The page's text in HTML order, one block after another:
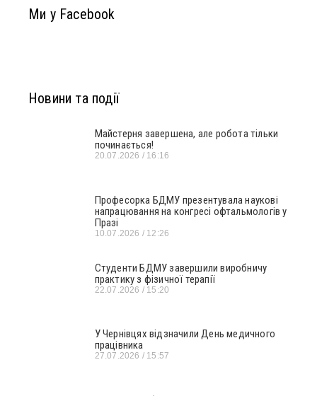
Ми у Facebook
Новини та події
Майстерня завершена, але робота тільки
починається!
20.07.2026 16:16
Професорка БДМУ презентувала наукові
напрацювання на конгресі офтальмологів у
Празі
10.07.2026 12:26
Студенти БДМУ завершили виробничу
практику з фізичної терапії
22.07.2026 15:20
У Чернівцях відзначили День медичного
працівника
27.07.2026 15:57